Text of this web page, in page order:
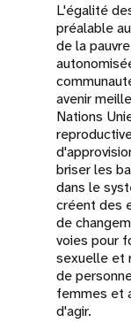
L'égalité
préalable
de la
avenir
Nations
briser les
dans le
créent des
de
voies pour
sexuelle et
de
femmes et
d'agir.